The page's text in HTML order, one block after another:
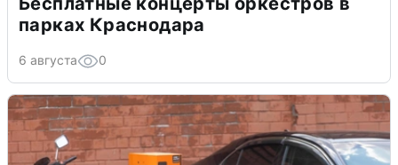
парках Краснодара
6 августа 0